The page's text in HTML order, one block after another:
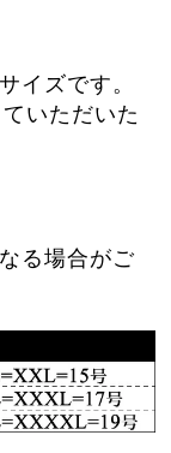
イズです。
いただいた
る場合がご